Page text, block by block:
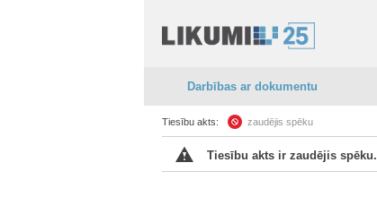
Darbības ar dokumentu
Tiesību akts: zaudējis spēku
Tiesību akts ir zaudējis spēku.